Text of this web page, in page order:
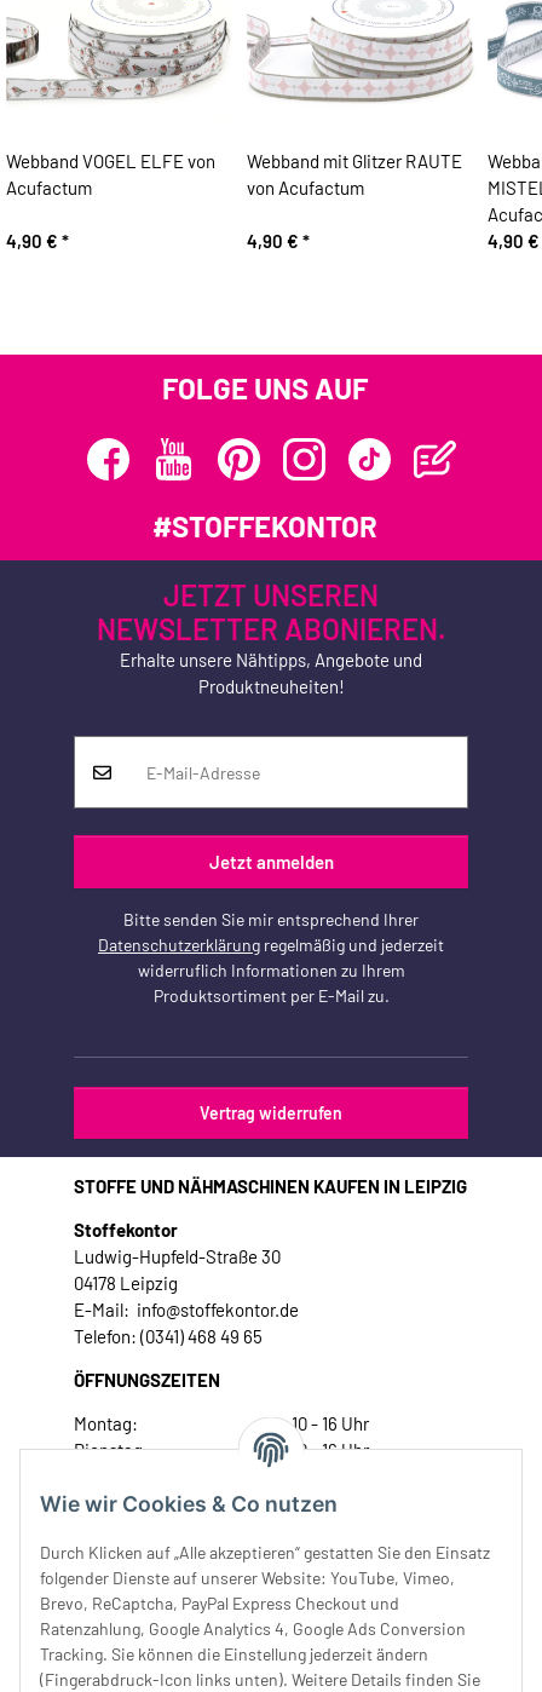
Wie wir Cookies & Co nutzen
Durch Klicken auf „Alle akzeptieren“ gestatten Sie den Einsatz
folgender Dienste auf unserer Website: YouTube, Vimeo,
Brevo, ReCaptcha, PayPal Express Checkout und
Ratenzahlung, Google Analytics 4, Google Ads Conversion
Tracking. Sie können die Einstellung jederzeit ändern
(Fingerabdruck-Icon links unten). Weitere Details finden Sie
Webband VOGEL ELFE von
Acufactum
4,90 € *
Webband mit Glitzer RAUTE
von Acufactum
4,90 € *
4,90 €
FOLGE UNS AUF
#STOFFEKONTOR
JETZT UNSEREN
NEWSLETTER ABONIEREN.
Erhalte unsere Nähtipps, Angebote und
Produktneuheiten!
Jetzt anmelden
Bitte senden Sie mir entsprechend Ihrer
Datenschutzerklärung regelmäßig und jederzeit
widerruflich Informationen zu Ihrem
Produktsortiment per E-Mail zu.
Vertrag widerrufen
STOFFE UND NÄHMASCHINEN KAUFEN IN LEIPZIG
Stoffekontor
Ludwig-Hupfeld-Straße 30
04178 Leipzig
E-Mail: info@stoffekontor.de
Telefon: (0341) 468 49 65
ÖFFNUNGSZEITEN
Montag:
10 - 16 Uhr
Dienstag:
10 - 16 Uhr
Donnerstag:
10 - 18 Uhr
Samstag:
10 - 14 Uhr
Unser Service
Rechtliches